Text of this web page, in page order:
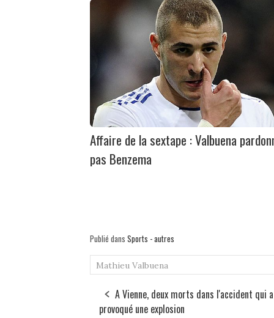
Affaire de la sextape : Valbuena
pas Benzema
Publié dans Sports - autres
Mathieu Valbuena
A Vienne, deux morts dans l'accident qui a
provoqué une explosion